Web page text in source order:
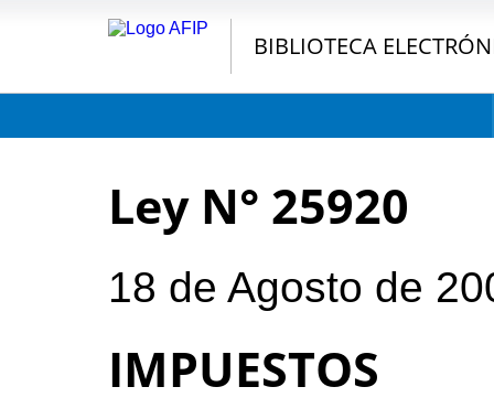
BIBLIOTECA
Ley N° 25920
18 de Agosto de
IMPUESTOS